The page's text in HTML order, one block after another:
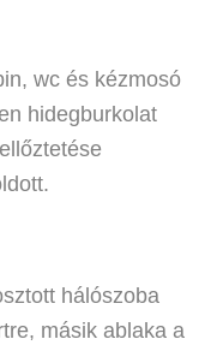
wc és kézmosó
hidegburkolat
hálószoba
másik ablaka a